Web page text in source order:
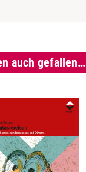
auch gefallen…